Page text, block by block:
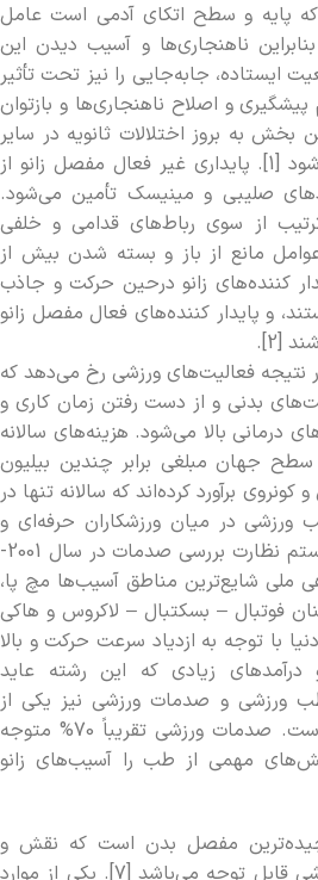
که پايه و سطح اتکاي آدمي است عامل
ناهنجاري‌­ها و آسیب دیدن اين
ايستاده، جابه‌جايي را نيز تحت تأثير
و اصلاح ناهنجاري­‌ها‌ و بازتوان
به بروز اختلالات ثانويه در ساير
اندام­‌هاي تحتاني منجر مي­‌شود [1]. پایداری غیر فعال مفصل زانو از
صلیبی و مینیسک تأمین می‌­شود.
از سوی رباط‌­های قدامی و خلفی
مانع از باز و بسته شدن بیش از
کننده‌­های زانو درحین حرکت و جاذب
و پایدار کننده‌­های فعال مفصل زانو
[2].
نتيجه فعاليت­‌هاي ورزشي رخ مي­‌دهد که
بدني و از دست رفتن زمان کاري و
درماني بالا مي‌شود. هزينه‌­هاي سالانه
جهان مبلغي برابر چندین بيليون
برآورد کرده‌­اند که سالانه تنها در
آسيب ورزشي در ميان ورزشکاران حرفه‌­اي و
آماتور رخ مي­‌دهد. طبق سيستم نظارت بررسي صدمات در سال 2001-
ملي شايع‌ترين مناطق آسيب‌­ها مچ پا،
فوتبال – بسکتبال – لاکروس و هاکي
در تمام دنيا با توجه به ازدياد سرعت حرکت و بالا
زيادي که اين رشته عايد
ورزشي و صدمات ورزشي نيز يکي از
بخش­‌هاي مهم طب شده است. صدمات ورزشي تقريباً 70% متوجه
مهمي از طب را آسيب­‌هاي زانو
مفصل بدن است كه نقش و